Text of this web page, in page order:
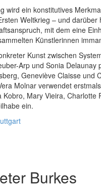
wird ein konstitutives
Weltkrieg – und
mit dem eine
Künstlerinnen
Kunst zwischen
Arp und Sonia
Geneviève Claisse
Molnar verwendet
Mary Vieira,
ein.
Burkes